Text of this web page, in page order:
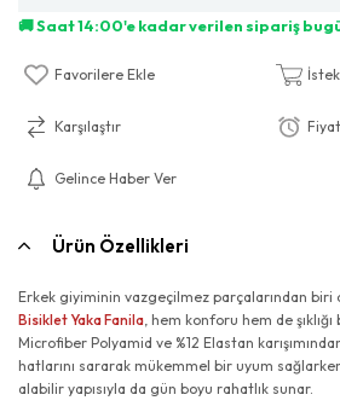
Favorilere Ekle
Karşılaştır
Gelince Haber Ver
Ürün Özellikleri
Erkek giyiminin vazgeçilmez parçalarından biri
Bisiklet Yaka Fanila , hem konforu hem de
Microfiber Polyamid ve %12 Elastan
hatlarını sararak mükemmel bir uyum
alabilir yapısıyla da gün boyu rahatlık sunar.